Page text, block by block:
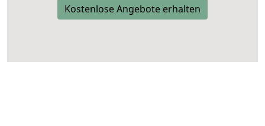
Kostenlose Angebote erhalten